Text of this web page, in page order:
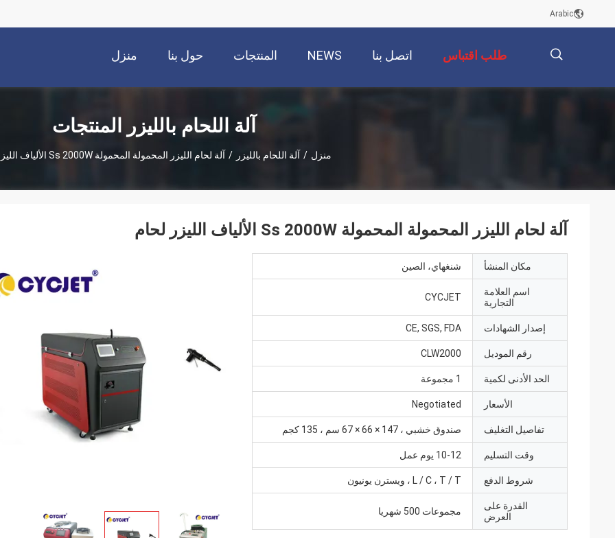
Arabic
منزل حول بنا المنتجات NEWS اتصل بنا طلب اقتباس
آلة اللحام بالليزر المنتجات
منزل / آلة اللحام بالليزر / آلة لحام الليزر المحمولة المحمولة Ss 2000W الألياف الليزر لحام
آلة لحام الليزر المحمولة المحمولة Ss 2000W الألياف الليزر لحام
مكان المنشأ شنغهاي، الصين
اسم العلامة
التجارية
CYCJET
إصدار الشهادات CE, SGS, FDA
رقم الموديل CLW2000
الحد الأدنى لكمية 1 مجموعة
الأسعار Negotiated
تفاصيل التغليف صندوق خشبي ، 147 × 66 × 67 سم ، 135 كجم
وقت التسليم 10-12 يوم عمل
شروط الدفع L / C ، T / T ، ويسترن يونيون
القدرة على
العرض
مجموعات 500 شهريا